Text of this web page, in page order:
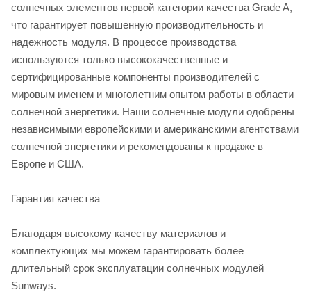
солнечных элементов первой категории качества Grade A,
что гарантирует повышенную производительность и
надежность модуля. В процессе производства
используются только высококачественные и
сертифицированные компоненты производителей с
мировым именем и многолетним опытом работы в области
солнечной энергетики. Наши солнечные модули одобрены
независимыми европейскими и американскими агентствами
солнечной энергетики и рекомендованы к продаже в
Европе и США.
Гарантия качества
Благодаря высокому качеству материалов и
комплектующих мы можем гарантировать более
длительный срок эксплуатации солнечных модулей
Sunways.